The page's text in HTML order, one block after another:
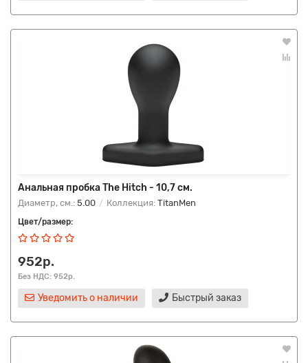
Анальная пробка The Hitch - 10,7 см.
Диаметр, см.: 5.00 Коллекция: TitanMen
Цвет/размер:
952р.
Без НДС: 952р.
Уведомить о наличии Быстрый заказ